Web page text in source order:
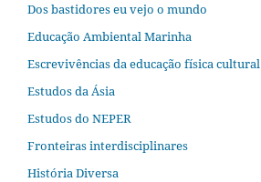
Dos bastidores eu vejo o mundo
Educação Ambiental Marinha
Escrevivências da educação física cultural
Estudos da Ásia​
Estudos do NEPER
Fronteiras interdisciplinares
História Diversa